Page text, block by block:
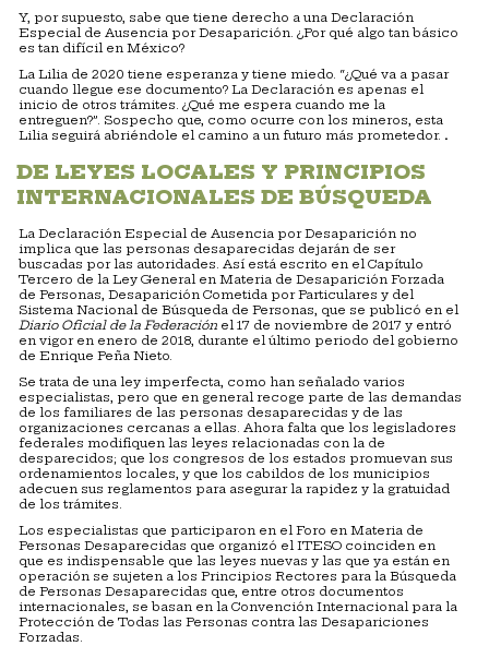
Y, por supuesto, sabe que tiene derecho a una Declaración
Especial de Ausencia por Desaparición. ¿Por qué algo tan básico
es tan difícil en México?
La Lilia de 2020 tiene esperanza y tiene miedo. “¿Qué va a pasar
cuando llegue ese documento? La Declaración es apenas el
inicio de otros trámites. ¿Qué me espera cuando me la
entreguen?”. Sospecho que, como ocurre con los mineros, esta
Lilia seguirá abriéndole el camino a un futuro más prometedor. .
DE LEYES LOCALES Y PRINCIPIOS
INTERNACIONALES DE BÚSQUEDA
La Declaración Especial de Ausencia por Desaparición no
implica que las personas desaparecidas dejarán de ser
buscadas por las autoridades. Así está escrito en el Capítulo
Tercero de la Ley General en Materia de Desaparición Forzada
de Personas, Desaparición Cometida por Particulares y del
Sistema Nacional de Búsqueda de Personas, que se publicó en el
Diario Oficial de la Federación el 17 de noviembre de 2017 y entró
en vigor en enero de 2018, durante el último periodo del gobierno
de Enrique Peña Nieto.
Se trata de una ley imperfecta, como han señalado varios
especialistas, pero que en general recoge parte de las demandas
de los familiares de las personas desaparecidas y de las
organizaciones cercanas a ellas. Ahora falta que los legisladores
federales modifiquen las leyes relacionadas con la de
desparecidos; que los congresos de los estados promuevan sus
ordenamientos locales, y que los cabildos de los municipios
adecuen sus reglamentos para asegurar la rapidez y la gratuidad
de los trámites.
Los especialistas que participaron en el Foro en Materia de
Personas Desaparecidas que organizó el ITESO coinciden en
que es indispensable que las leyes nuevas y las que ya están en
operación se sujeten a los Principios Rectores para la Búsqueda
de Personas Desaparecidas que, entre otros documentos
internacionales, se basan en la Convención Internacional para la
Protección de Todas las Personas contra las Desapariciones
Forzadas.